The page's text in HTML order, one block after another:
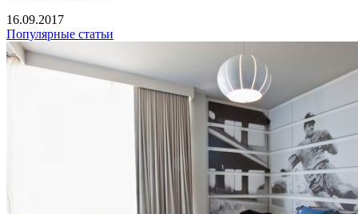
16.09.2017
Популярные статьи